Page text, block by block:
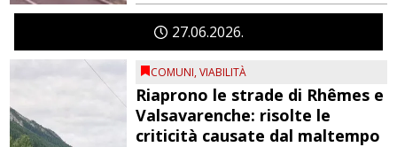
2706 2026
COMUNI,VIABILITÀ
Riaprono le strade di Rhêmes e
Valsavarenche: risolte le
criticità causate dal maltempo